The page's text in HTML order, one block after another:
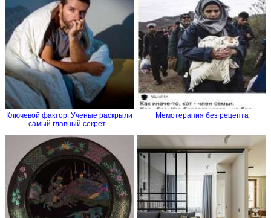
Ключевой фактор. Ученые раскрыли
самый главный секрет...
Мемотерапия без рецепта